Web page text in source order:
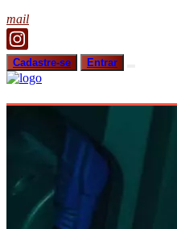
mail
Cadastre-se Entrar